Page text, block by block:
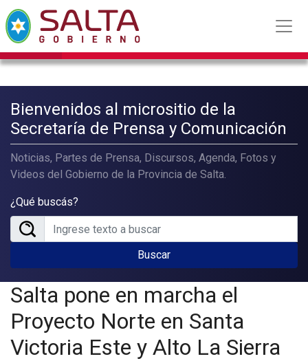
Bienvenidos al micrositio de la
Secretaría de Prensa y Comunicación
Noticias, Partes de Prensa, Discursos, Agenda, Fotos y
Videos del Gobierno de la Provincia de Salta.
¿Qué buscás?
Buscar
Salta pone en marcha el
Proyecto Norte en Santa
Victoria Este y Alto La Sierra